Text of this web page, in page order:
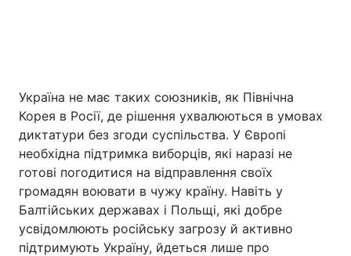
Україна не має таких союзників, як Північна
Корея в Росії, де рішення ухвалюються в умовах
диктатури без згоди суспільства. У Європі
необхідна підтримка виборців, які наразі не
готові погодитися на відправлення своїх
громадян воювати в чужу країну. Навіть у
Балтійських державах і Польщі, які добре
усвідомлюють російську загрозу й активно
підтримують Україну, йдеться лише про